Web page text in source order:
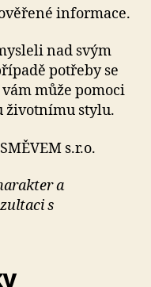
informace.
nad svým
potřeby se
může pomoci
životnímu stylu.
s.r.o.
a
s